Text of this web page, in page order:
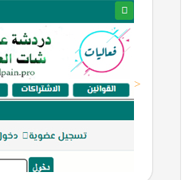
<